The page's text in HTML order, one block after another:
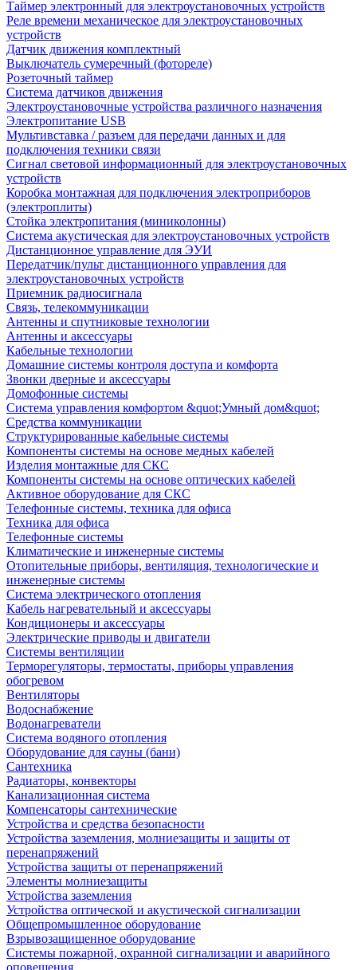
Таймер электронный для электроустановочных устройств
Реле времени механическое для электроустановочных
устройств
Датчик движения комплектный
Выключатель сумеречный (фотореле)
Розеточный таймер
Система датчиков движения
Электроустановочные устройства различного назначения
Электропитание USB
Мультивставка / разъем для передачи данных и для
подключения техники связи
Сигнал световой информационный для электроустановочных
устройств
Коробка монтажная для подключения электроприборов
(электроплиты)
Стойка электропитания (миниколонны)
Система акустическая для электроустановочных устройств
Дистанционное управление для ЭУИ
Передатчик/пульт дистанционного управления для
электроустановочных устройств
Приемник радиосигнала
Связь, телекоммуникации
Антенны и спутниковые технологии
Антенны и аксессуары
Кабельные технологии
Домашние системы контроля доступа и комфорта
Звонки дверные и аксессуары
Домофонные системы
Система управления комфортом &quot;Умный дом&quot;
Средства коммуникации
Структурированные кабельные системы
Компоненты системы на основе медных кабелей
Изделия монтажные для СКС
Компоненты системы на основе оптических кабелей
Активное оборудование для СКС
Телефонные системы, техника для офиса
Техника для офиса
Телефонные системы
Климатические и инженерные системы
Отопительные приборы, вентиляция, технологические и
инженерные системы
Система электрического отопления
Кабель нагревательный и аксессуары
Кондиционеры и аксессуары
Электрические приводы и двигатели
Системы вентиляции
Терморегуляторы, термостаты, приборы управления
обогревом
Вентиляторы
Водоснабжение
Водонагреватели
Система водяного отопления
Оборудование для сауны (бани)
Сантехника
Радиаторы, конвекторы
Канализационная система
Компенсаторы сантехнические
Устройства и средства безопасности
Устройства заземления, молниезащиты и защиты от
перенапряжений
Устройства защиты от перенапряжений
Элементы молниезащиты
Устройства заземления
Устройства оптической и акустической сигнализации
Общепромышленное оборудование
Взрывозащищенное оборудование
Системы пожарной, охранной сигнализации и аварийного
оповещения